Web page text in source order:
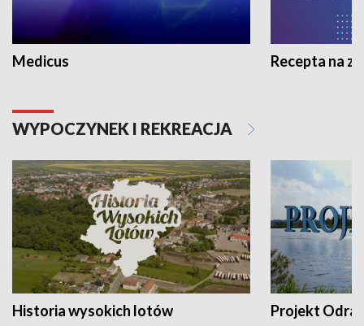
Medicus Recepta na
WYPOCZYNEK I REKREACJA
Historia wysokich lotów Projekt Odra